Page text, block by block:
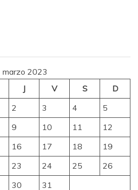
marzo 2023
J V S
D
2 3 4
5
9 10 11
12
16 17 18
19
23 24 25
26
30 31